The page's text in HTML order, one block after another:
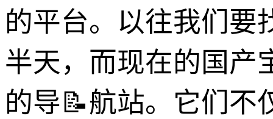
的平台。以往我们要
半天，而现在的国产
的导📝航站。它们不